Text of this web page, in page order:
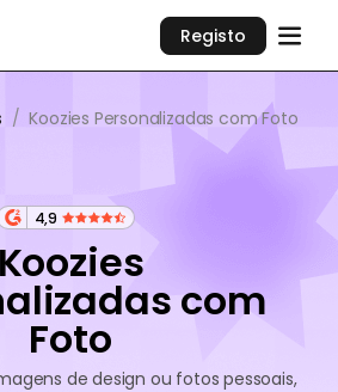
Registo
/ Koozies Personalizadas com Foto
4,9
Koozies
com
Foto
de design ou fotos pessoais,